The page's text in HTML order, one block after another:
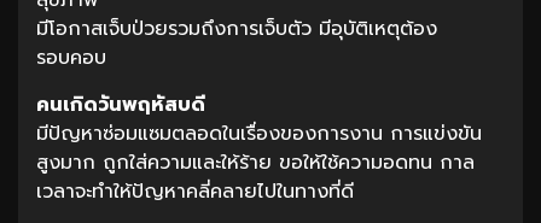
มีโอกาสเจ็บป่วยรวมถึงการเจ็บตัว มีอุบัติเหตุต้อง
รอบคอบ
คนเกิดวันพฤหัสบดี
มีปัญหาซ่อมแซมตลอดในเรื่องของการงาน การแข่งขัน
สูงมาก ถูกใส่ความและให้ร้าย ขอให้ใช้ความอดทน กาล
เวลาจะทำให้ปัญหาคลี่คลายไปในทางที่ดี